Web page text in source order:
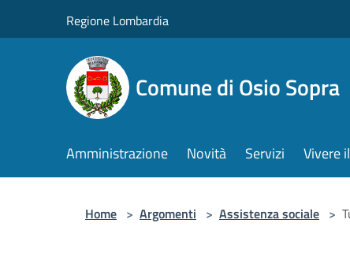
Regione Lombardia
Comune di Osio Sopra
Amministrazione Novità Servizi Vivere
Home > Argomenti > Assistenza sociale >